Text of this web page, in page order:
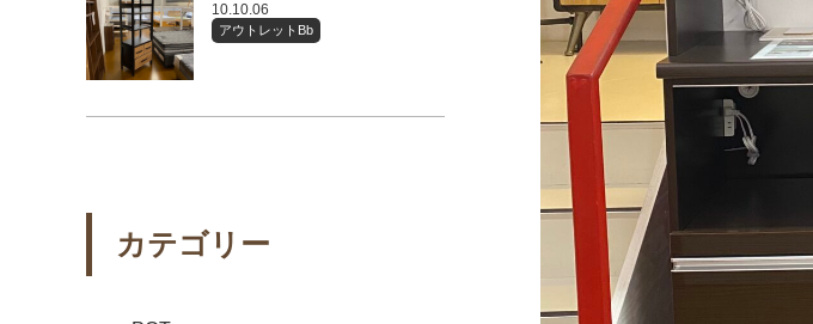
10.10.06
アウトレットBb
カテゴリー